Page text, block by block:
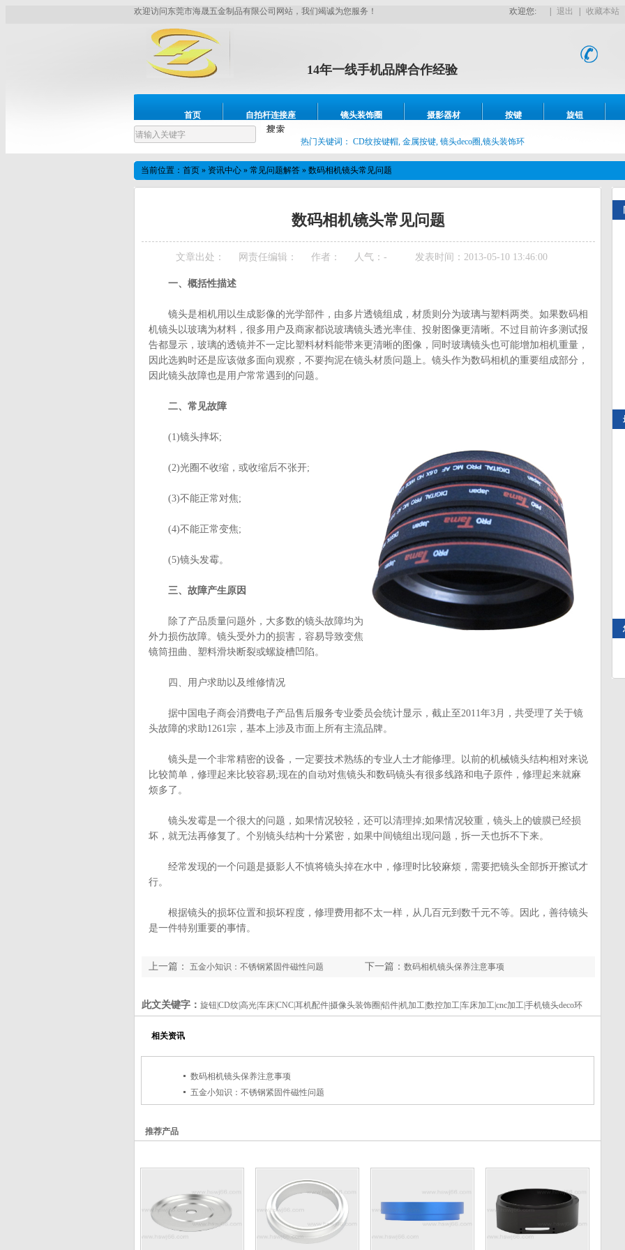
收藏本站
欢迎您: 退出
欢迎访问东莞市海晟五金制品有限公司网站，我们竭诚为您服务！
14年一线手机品牌合作经验
首页 自拍杆连接座 镜头装饰圈 摄影器材 按键 旋钮
设备展示 热门关键词： CD纹按键帽, 金属按键, 镜头deco圈,镜头装饰环
当前位置： 首页 » 资讯中心 » 常见问题解答 » 数码相机镜头常见问题
数码相机镜头常见问题
文章出处： 网责任编辑： 作者： 人气： - 发表时间：2013-05-10 13:46:00
一、概括性描述
镜头是相机用以生成影像的光学部件，由多片透镜组成，材质则分为玻璃与塑料两类。如果数码相
机镜头以玻璃为材料，很多用户及商家都说玻璃镜头透光率佳、投射图像更清晰。不过目前许多测试报
告都显示，玻璃的透镜并不一定比塑料材料能带来更清晰的图像，同时玻璃镜头也可能增加相机重量，
因此选购时还是应该做多面向观察，不要拘泥在镜头材质问题上。镜头作为数码相机的重要组成部分，
因此镜头故障也是用户常常遇到的问题。
二、常见故障
(1)镜头摔坏;
(2)光圈不收缩，或收缩后不张开;
(3)不能正常对焦;
(4)不能正常变焦;
(5)镜头发霉。
三、故障产生原因
除了产品质量问题外，大多数的镜头故障均为
外力损伤故障。镜头受外力的损害，容易导致变焦
镜筒扭曲、塑料滑块断裂或螺旋槽凹陷。
四、用户求助以及维修情况
据中国电子商会消费电子产品售后服务专业委员会统计显示，截止至2011年3月，共受理了关于镜
头故障的求助1261宗，基本上涉及市面上所有主流品牌。
镜头是一个非常精密的设备，一定要技术熟练的专业人士才能修理。以前的机械镜头结构相对来说
比较简单，修理起来比较容易;现在的自动对焦镜头和数码镜头有很多线路和电子原件，修理起来就麻
烦多了。
镜头发霉是一个很大的问题，如果情况较轻，还可以清理掉;如果情况较重，镜头上的镀膜已经损
坏，就无法再修复了。个别镜头结构十分紧密，如果中间镜组出现问题，拆一天也拆不下来。
经常发现的一个问题是摄影人不慎将镜头掉在水中，修理时比较麻烦，需要把镜头全部拆开擦试才
行。
根据镜头的损坏位置和损坏程度，修理费用都不太一样，从几百元到数千元不等。因此，善待镜头
是一件特别重要的事情。
下一篇： 数码相机镜头保养注意事项
上一篇： 五金小知识：不锈钢紧固件磁性问题
此文关键字： 旋钮|CD纹|高光|车床|CNC|耳机配件|摄像头装饰圈|铝件|机加工|数控加工|车床加工|cnc加工|手机镜头deco环
相关资讯
数码相机镜头保养注意事项
五金小知识：不锈钢紧固件磁性问题
推荐产品